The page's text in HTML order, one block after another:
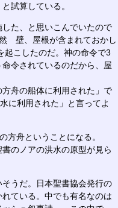
試算している。
た、と思いこんでいたので
壁、屋根が含まれておかし
起こしたのだ。神の命令で3
令されているのだから、屋
舟の船体に利用された」で
に利用された」と言ってよ
方舟ということになる。
のノアの洪水の原型が見ら
うだ。日本聖書協会発行の
ている。中でも有名なのは